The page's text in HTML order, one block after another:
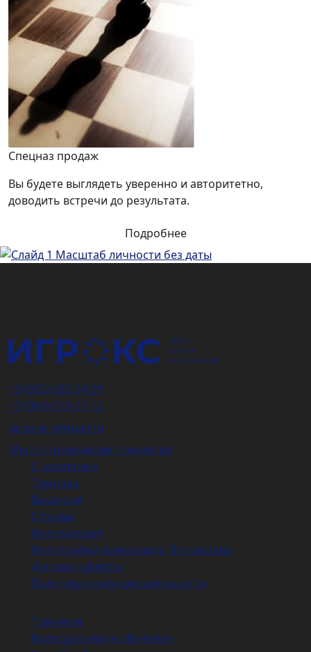
Спецназ продаж
Вы будете выглядеть уверенно и авторитетно,
доводить встречи до результата.
Подробнее
+7 (925) 589-54-08
+7 (903) 516-67-12
igrox-pro@mail.ru
Место проведения тренингов
О компании
Тренеры
Вакансии
Отзывы
Фотогалерея
Фотографии Александра Петрищева
Договор оферты
Политика конфиденциальности
Тренинги
Корпоративное обучение